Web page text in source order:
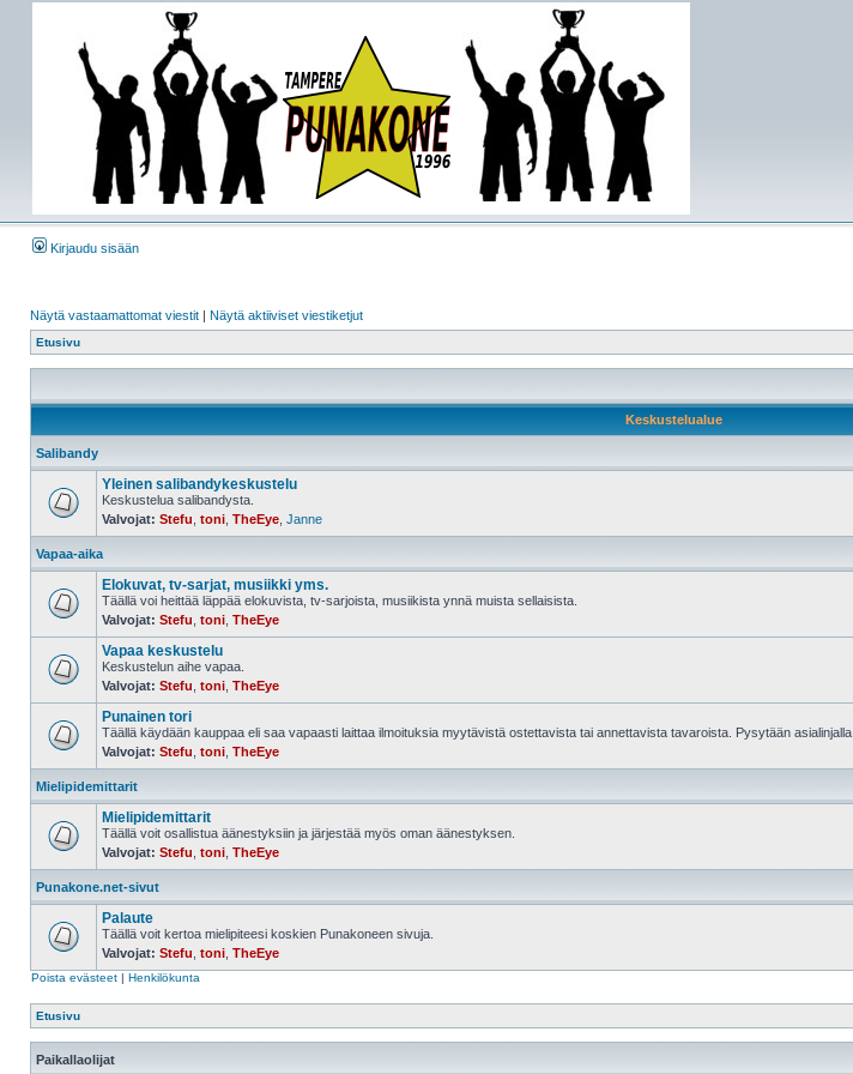
Kirjaudu sisään
Näytä vastaamattomat viestit | Näytä aktiiviset viestiketjut
Etusivu
Keskustelualue
Salibandy
Yleinen salibandykeskustelu
Keskustelua salibandysta.
Valvojat: Stefu toni TheEye Janne
Vapaa-aika
Elokuvat, tv-sarjat, musiikki yms.
Täällä voi heittää läppää elokuvista, tv-sarjoista, musiikista ynnä muista sellaisista.
Valvojat: Stefu toni TheEye
Vapaa keskustelu
Keskustelun aihe vapaa.
Valvojat: Stefu toni TheEye
Punainen tori
Täällä käydään kauppaa eli saa vapaasti laittaa ilmoituksia myytävistä ostettavista tai annettavista tavaroista. Pysytään asialinjalla.
Valvojat: Stefu toni TheEye
Mielipidemittarit
Mielipidemittarit
Täällä voit osallistua äänestyksiin ja järjestää myös oman äänestyksen.
Valvojat: Stefu toni TheEye
Punakone.net-sivut
Palaute
Täällä voit kertoa mielipiteesi koskien Punakoneen sivuja.
Valvojat: Stefu toni TheEye
Poista evästeet | Henkilökunta
Etusivu
Paikallaolijat